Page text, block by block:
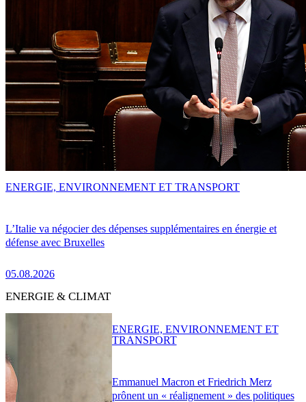
L’Italie va négocier des dépenses supplémentaires en énergie et
défense avec Bruxelles
05.08.2026
ENERGIE, ENVIRONNEMENT ET TRANSPORT
ENERGIE & CLIMAT
Emmanuel Macron et Friedrich Merz
prônent un « réalignement » des politiques
ENERGIE, ENVIRONNEMENT ET
TRANSPORT